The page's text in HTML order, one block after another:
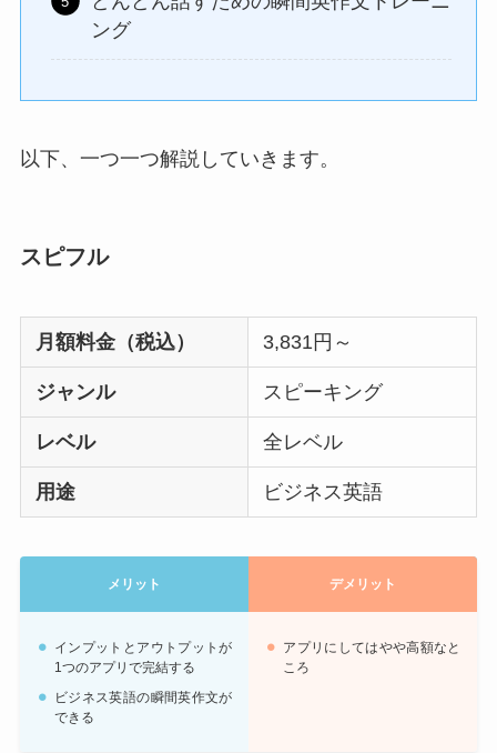
ング
以下、一つ一つ解説していきます。
スピフル
月額料金（税込） 3,831円～
ジャンル スピーキング
レベル 全レベル
用途 ビジネス英語
メリット デメリット
インプットとアウトプットが
1つのアプリで完結する
ビジネス英語の瞬間英作文が
できる
アプリにしてはやや高額なと
ころ